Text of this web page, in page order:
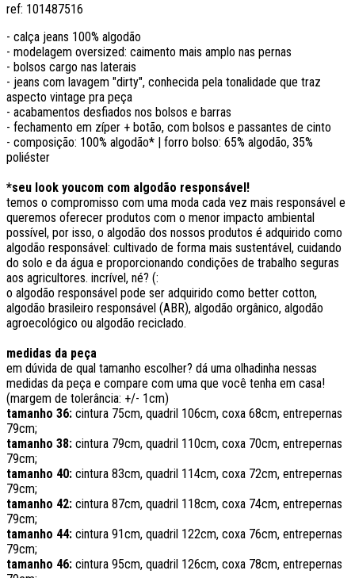
ref: 101487516
- calça jeans 100% algodão
- modelagem oversized: caimento mais amplo nas pernas
- bolsos cargo nas laterais
- jeans com lavagem "dirty", conhecida pela tonalidade que traz
aspecto vintage pra peça
- acabamentos desfiados nos bolsos e barras
- fechamento em zíper + botão, com bolsos e passantes de cinto
- composição: 100% algodão* | forro bolso: 65% algodão, 35%
poliéster
*seu look youcom com algodão responsável!
temos o compromisso com uma moda cada vez mais responsável e
queremos oferecer produtos com o menor impacto ambiental
possível, por isso, o algodão dos nossos produtos é adquirido como
algodão responsável: cultivado de forma mais sustentável, cuidando
do solo e da água e proporcionando condições de trabalho seguras
aos agricultores. incrível, né? (:
o algodão responsável pode ser adquirido como better cotton,
algodão brasileiro responsável (ABR), algodão orgânico, algodão
agroecológico ou algodão reciclado.
medidas da peça
em dúvida de qual tamanho escolher? dá uma olhadinha nessas
medidas da peça e compare com uma que você tenha em casa!
(margem de tolerância: +/- 1cm)
tamanho 36: cintura 75cm, quadril 106cm, coxa 68cm, entrepernas
79cm;
tamanho 38: cintura 79cm, quadril 110cm, coxa 70cm, entrepernas
79cm;
tamanho 40: cintura 83cm, quadril 114cm, coxa 72cm, entrepernas
79cm;
tamanho 42: cintura 87cm, quadril 118cm, coxa 74cm, entrepernas
79cm;
tamanho 44: cintura 91cm, quadril 122cm, coxa 76cm, entrepernas
79cm;
tamanho 46: cintura 95cm, quadril 126cm, coxa 78cm, entrepernas